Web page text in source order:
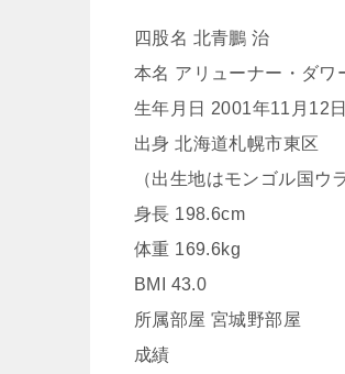
四股名 北青鵬 治
本名 アリューナー・ダワ
生年月日 2001年11月12
出身 北海道札幌市東区
（出生地はモンゴル国ウ
身長 198.6cm
体重 169.6kg
BMI 43.0
所属部屋 宮城野部屋
成績